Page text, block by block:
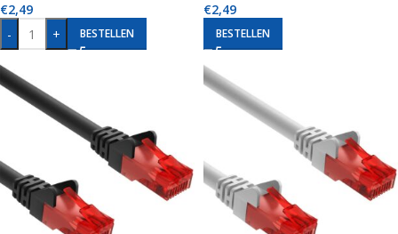
€2,49
-
+ BESTELLEN
€2,49
BESTELLEN